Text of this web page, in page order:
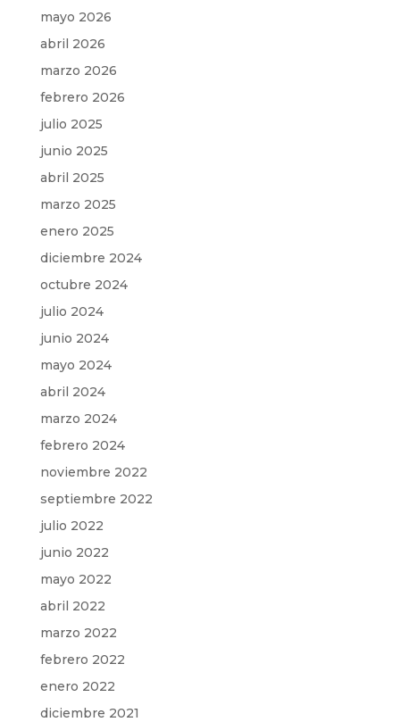
mayo 2026
abril 2026
marzo 2026
febrero 2026
julio 2025
junio 2025
abril 2025
marzo 2025
enero 2025
diciembre 2024
octubre 2024
julio 2024
junio 2024
mayo 2024
abril 2024
marzo 2024
febrero 2024
noviembre 2022
septiembre 2022
julio 2022
junio 2022
mayo 2022
abril 2022
marzo 2022
febrero 2022
enero 2022
diciembre 2021